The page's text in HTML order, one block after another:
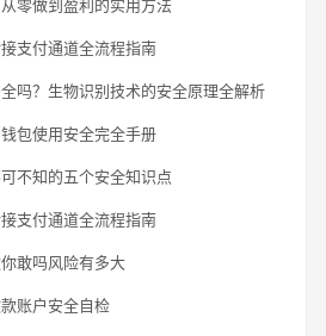
零做到盈利的实用方法
支付通道全流程指南
吗？生物识别技术的安全原理全解析
包使用安全完全手册
不知的五个安全知识点
支付通道全流程指南
敢吗风险有多大
账户安全自检